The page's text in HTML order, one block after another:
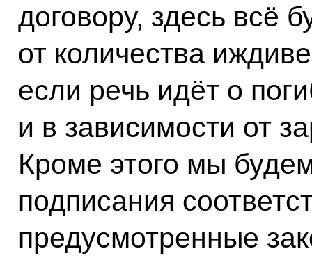
договору, здесь всё
от количества
если речь идёт о
и в зависимости от
Кроме этого мы
подписания
предусмотренные